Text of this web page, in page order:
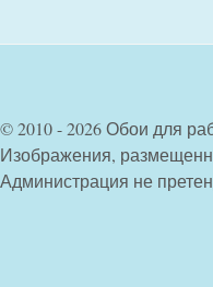
© 2010 - 2026 Обои для
Изображения,
Администрация не